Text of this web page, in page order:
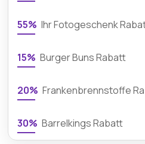
55% Ihr Fotogeschenk
15% Burger Buns Rabatt
20% Frankenbrennstoffe
30% Barrelkings Rabatt